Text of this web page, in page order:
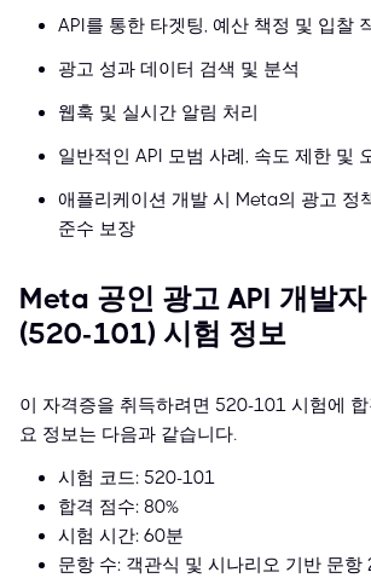
API를 통한 타겟팅, 예산 책정 및 입찰
광고 성과 데이터 검색 및 분석
웹훅 및 실시간 알림 처리
일반적인 API 모범 사례, 속도 제한 및
애플리케이션 개발 시 Meta의 광고 정
준수 보장
Meta 공인 광고 API 개발
(520-101) 시험 정보
이 자격증을 취득하려면 520-101 시험에
요 정보는 다음과 같습니다.
시험 코드: 520-101
합격 점수: 80%
시험 시간: 60분
문항 수: 객관식 및 시나리오 기반 문항